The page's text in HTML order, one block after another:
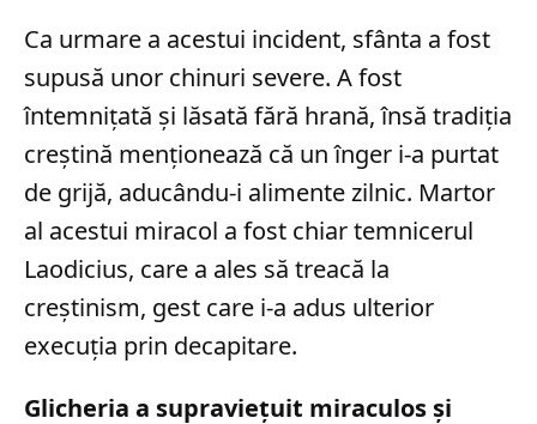
Ca urmare a acestui incident, sfânta a fost
supusă unor chinuri severe. A fost
întemnițată și lăsată fără hrană, însă tradiția
creștină menționează că un înger i-a purtat
de grijă, aducându-i alimente zilnic. Martor
al acestui miracol a fost chiar temnicerul
Laodicius, care a ales să treacă la
creștinism, gest care i-a adus ulterior
execuția prin decapitare.
Glicheria a supraviețuit miraculos și